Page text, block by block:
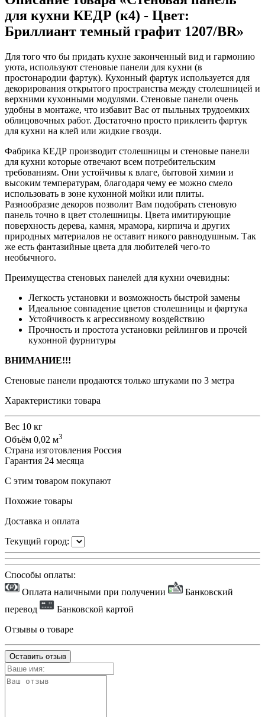
для кухни КЕДР (к4) - Цвет:
Бриллиант темный графит 1207/BR»
Для того что бы придать кухне законченный вид и гармонию
уюта, используют стеновые панели для кухни (в
простонародии фартук). Кухонный фартук используется для
декорирования открытого пространства между столешницей и
верхними кухонными модулями. Стеновые панели очень
удобны в монтаже, что избавит Вас от пыльных трудоемких
облицовочных работ. Достаточно просто приклеить фартук
для кухни на клей или жидкие гвозди.
Фабрика КЕДР производит столешницы и стеновые панели
для кухни которые отвечают всем потребительским
требованиям. Они устойчивы к влаге, бытовой химии и
высоким температурам, благодаря чему ее можно смело
использовать в зоне кухонной мойки или плиты.
Разнообразие декоров позволит Вам подобрать стеновую
панель точно в цвет столешницы. Цвета имитирующие
поверхность дерева, камня, мрамора, кирпича и других
природных материалов не оставит никого равнодушным. Так
же есть фантазийные цвета для любителей чего-то
необычного.
Преимущества стеновых панелей для кухни очевидны:
Легкость установки и возможность быстрой замены
Идеальное совпадение цветов столешницы и фартука
Устойчивость к агрессивному воздействию
Прочность и простота установки рейлингов и прочей
кухонной фурнитуры
ВНИМАНИЕ!!!
Стеновые панели продаются только штуками по 3 метра
Характеристики товара
Вес 10 кг
Объём 0,02 м3
Страна изготовления Россия
Гарантия 24 месяца
С этим товаром покупают
Похожие товары
Доставка и оплата
Текущий город:
Способы оплаты:
Оплата наличными при получении
Банковский
перевод
Банковской картой
Отзывы о товаре
Оставить отзыв